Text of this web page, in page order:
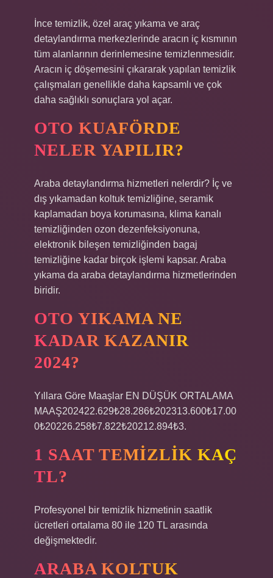
İnce temizlik, özel araç yıkama ve araç
detaylandırma merkezlerinde aracın iç kısmının
tüm alanlarının derinlemesine temizlenmesidir.
Aracın iç döşemesini çıkararak yapılan temizlik
çalışmaları genellikle daha kapsamlı ve çok
daha sağlıklı sonuçlara yol açar.
OTO KUAFÖRDE
NELER YAPILIR?
Araba detaylandırma hizmetleri nelerdir? İç ve
dış yıkamadan koltuk temizliğine, seramik
kaplamadan boya korumasına, klima kanalı
temizliğinden ozon dezenfeksiyonuna,
elektronik bileşen temizliğinden bagaj
temizliğine kadar birçok işlemi kapsar. Araba
yıkama da araba detaylandırma hizmetlerinden
biridir.
OTO YIKAMA NE
KADAR KAZANIR
2024?
Yıllara Göre Maaşlar EN DÜŞÜK ORTALAMA
MAAŞ202422.629₺28.286₺202313.600₺17.00
0₺20226.258₺7.822₺20212.894₺3.
1 SAAT TEMIZLIK KAÇ
TL?
Profesyonel bir temizlik hizmetinin saatlik
ücretleri ortalama 80 ile 120 TL arasında
değişmektedir.
ARABA KOLTUK